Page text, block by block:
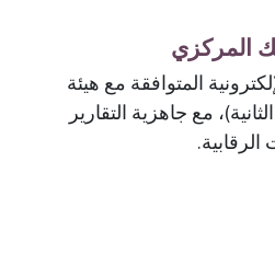
المتوافقة مع هيئة
مع جاهزية التقارير
الرقابية.